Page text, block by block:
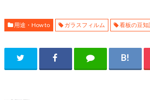
用途・How to ガラスフィルム 看板の豆知